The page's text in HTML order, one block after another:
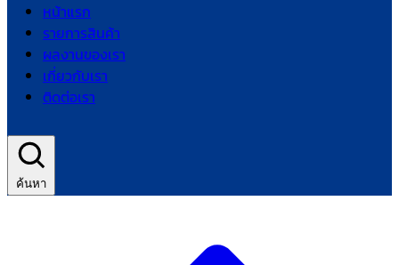
หน้าแรก
รายการสินค้า
ผลงานของเรา
เกี่ยวกับเรา
ติดต่อเรา
ค้นหา